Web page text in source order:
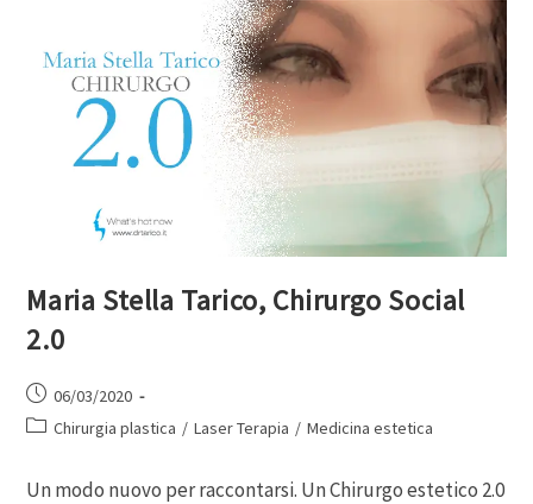
Maria Stella Tarico, Chirurgo Social
2.0
06/03/2020
Chirurgia plastica / Laser Terapia / Medicina estetica
Un modo nuovo per raccontarsi. Un Chirurgo estetico 2.0